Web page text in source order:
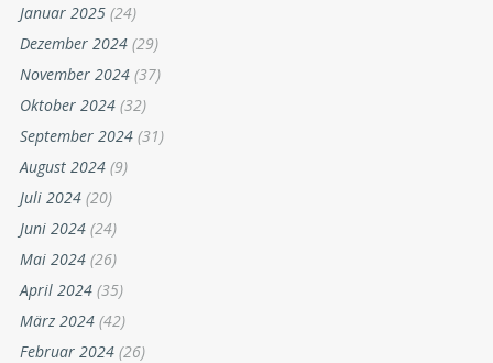
Januar 2025 (24)
Dezember 2024 (29)
November 2024 (37)
Oktober 2024 (32)
September 2024 (31)
August 2024 (9)
Juli 2024 (20)
Juni 2024 (24)
Mai 2024 (26)
April 2024 (35)
März 2024 (42)
Februar 2024 (26)